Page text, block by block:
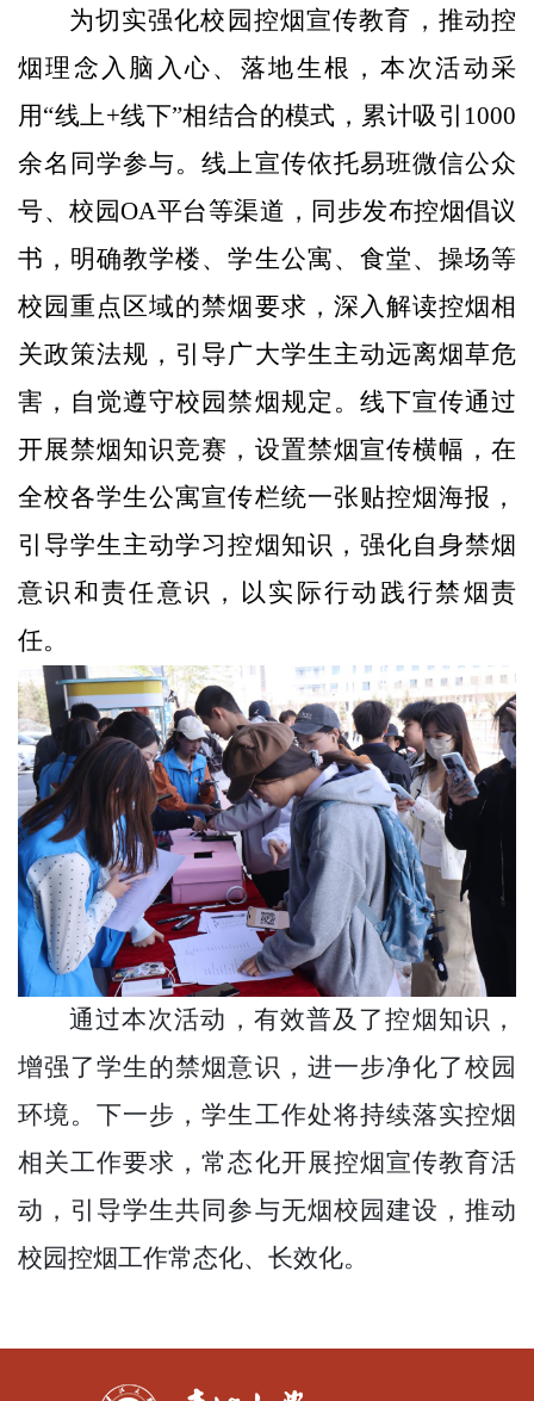
为切实强化校园控烟宣传教育，推动控
烟理念入脑入心、落地生根，本次活动采
用“线上+线下”相结合的模式，累计吸引1000
余名同学参与。线上宣传依托易班微信公众
号、校园OA平台等渠道，同步发布控烟倡议
书，明确教学楼、学生公寓、食堂、操场等
校园重点区域的禁烟要求，深入解读控烟相
关政策法规，引导广大学生主动远离烟草危
害，自觉遵守校园禁烟规定。线下宣传通过
开展禁烟知识竞赛，设置禁烟宣传横幅，在
全校各学生公寓宣传栏统一张贴控烟海报，
引导学生主动学习控烟知识，强化自身禁烟
意识和责任意识，以实际行动践行禁烟责
任。
通过本次活动，有效普及了控烟知识，
增强了学生的禁烟意识，进一步净化了校园
环境。下一步，学生工作处将持续落实控烟
相关工作要求，常态化开展控烟宣传教育活
动，引导学生共同参与无烟校园建设，推动
校园控烟工作常态化、长效化。